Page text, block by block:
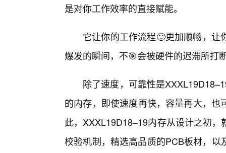
是对你工作效率的直接赋能。
它让你的工作流程🙂更加顺畅，
爆发的瞬间，不🎯会被硬件的迟滞所打
除了速度，可靠性是
的内存，即使速度再快，容量再大，
此，XXXL19D18–19内存从设计之初
校验机制，精选高品质的PCB板材，